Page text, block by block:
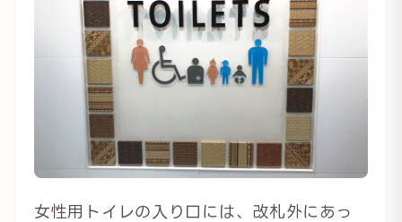
女性用トイレの入り口には、改札外にあっ